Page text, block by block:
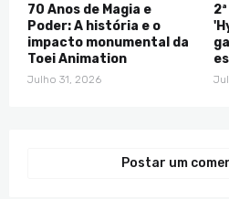
70 Anos de Magia e
Poder: A história e o
impacto monumental da
Toei Animation
Julho 31, 2026
Postar um